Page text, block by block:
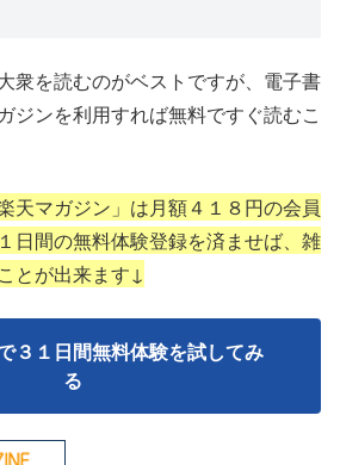
衆を読むのがベストですが、電子書
ジンを利用すれば無料ですぐ読むこ
天マガジン」は月額４１８円の会員
日間の無料体験登録を済ませば、雑
とが出来ます↓
３１日間無料体験を試してみ
る